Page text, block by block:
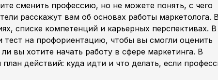
сменить профессию, но не можете понять, с чего
расскажут вам об основах работы маркетолога.
списке компетенций и карьерных перспективах. В
тест на профориентацию, чтобы вы смогли оценить
вы хотите начать работу в сфере маркетинга. В
действий: куда идти и что делать, если